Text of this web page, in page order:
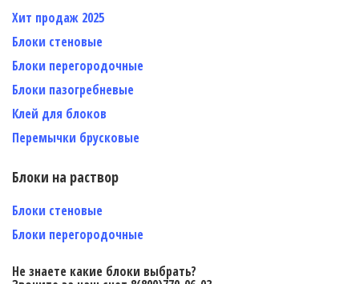
Хит продаж 2025
Блоки стеновые
Блоки перегородочные
Блоки пазогребневые
Клей для блоков
Перемычки брусковые
Блоки на раствор
Блоки стеновые
Блоки перегородочные
Не знаете какие блоки выбрать?